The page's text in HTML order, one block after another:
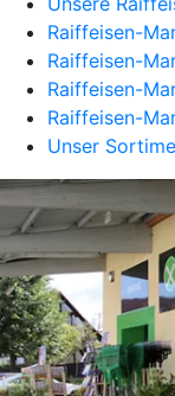
Raiffeisen-
Raiffeisen-
Raiffeisen-
Raiffeisen-
Unser